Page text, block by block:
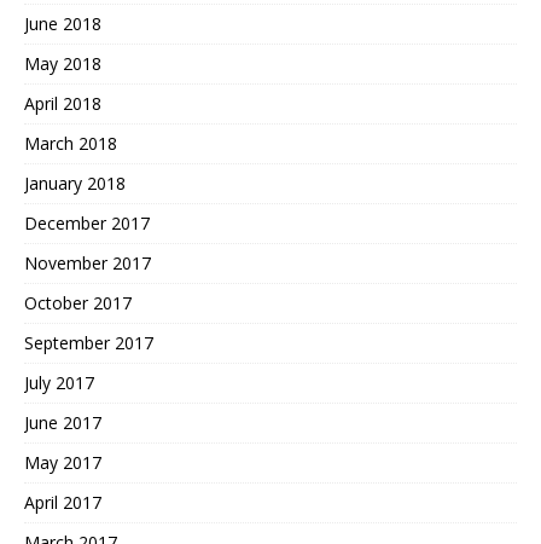
June 2018
May 2018
April 2018
March 2018
January 2018
December 2017
November 2017
October 2017
September 2017
July 2017
June 2017
May 2017
April 2017